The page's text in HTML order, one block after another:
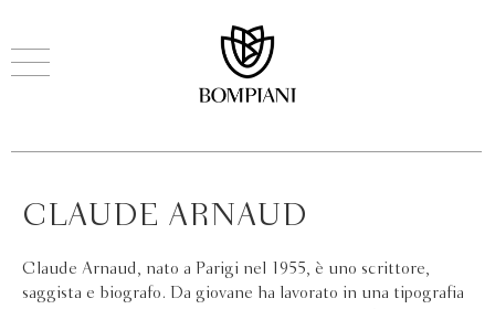
CLAUDE ARNAUD
Claude Arnaud, nato a Parigi nel 1955, è uno scrittore,
saggista e biografo. Da giovane ha lavorato in una tipografia